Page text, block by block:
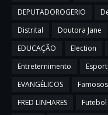
DEPUTADOROGERIO
Distrital
Doutora Jane
EDUCAÇÃO
Election
Entreternimento
EVANGÉLICOS
Famosos
FRED LINHARES
Futebol